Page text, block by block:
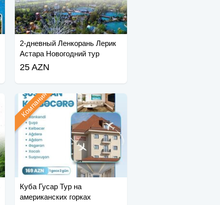
2-дневный Ленкорань Лерик
Астара Новогодний тур
25 AZN
Куба Гусар Тур на
американских горках
Компания